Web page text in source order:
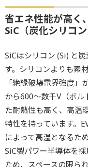
省エネ性能が高く
SiC（炭化シリコン
SiCはシリコン (Si) と
す。シリコンよりも素
「絶縁破壊電界強度」
から600～数千V（ボル
た耐熱性も高く、高温
特性を持っています。
によって高温となるた
SiC製パワー半導体を
ため、スペースの限ら